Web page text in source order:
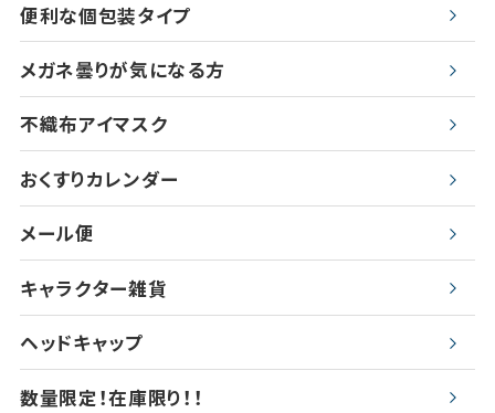
便利な個包装タイプ
メガネ曇りが気になる方
不織布アイマスク
おくすりカレンダー
メール便
キャラクター雑貨
ヘッドキャップ
数量限定！在庫限り！！